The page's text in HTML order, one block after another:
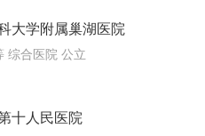
大学附属巢湖医院
综合医院 公立
十人民医院